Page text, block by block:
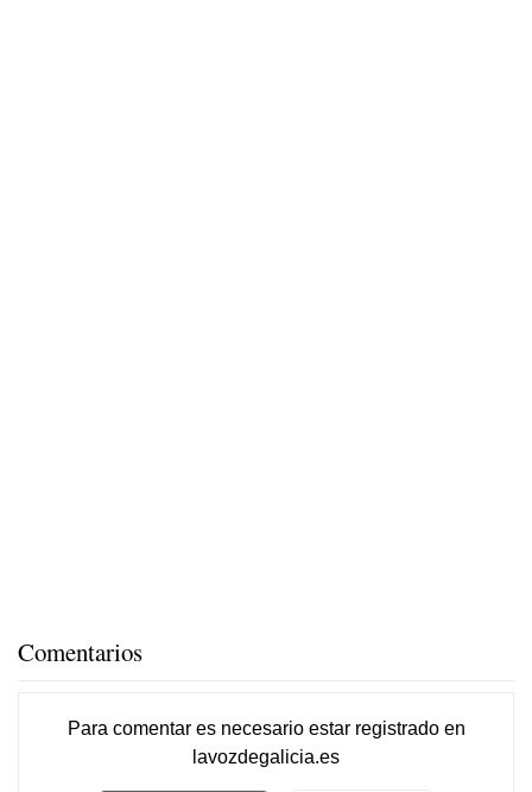
Comentarios
Para comentar es necesario estar registradoen
lavozdegalicia.es